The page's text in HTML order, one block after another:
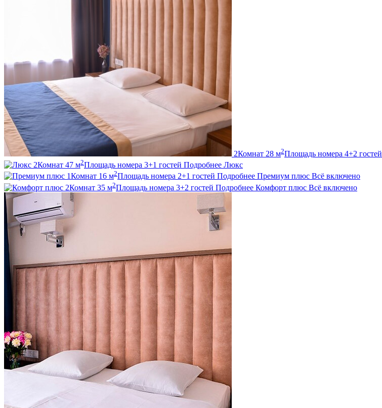
2Комнат 28 м2Площадь номера 4+2 гостей
2Комнат 47 м2Площадь номера 3+1 гостей Подробнее Люкс
1Комнат 16 м2Площадь номера 2+1 гостей Подробнее Премиум плюс Всё включено
2Комнат 35 м2Площадь номера 3+2 гостей Подробнее Комфорт плюс Всё включено